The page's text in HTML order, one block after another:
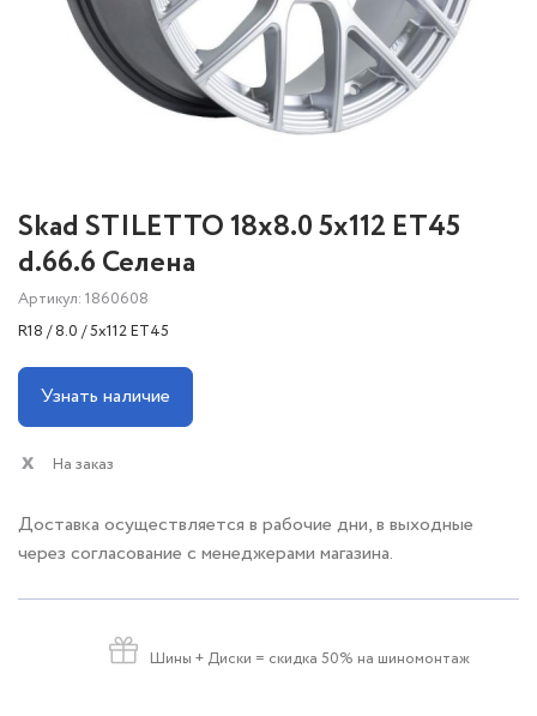
Skad STILETTO 18x8.0 5x112 ET45
d.66.6 Селена
Артикул: 1860608
R18 / 8.0 / 5x112 ET45
Узнать наличие
На заказ
Доставка осуществляется в рабочие дни, в выходные
через согласование с менеджерами магазина.
Шины + Диски = скидка 50% на шиномонтаж